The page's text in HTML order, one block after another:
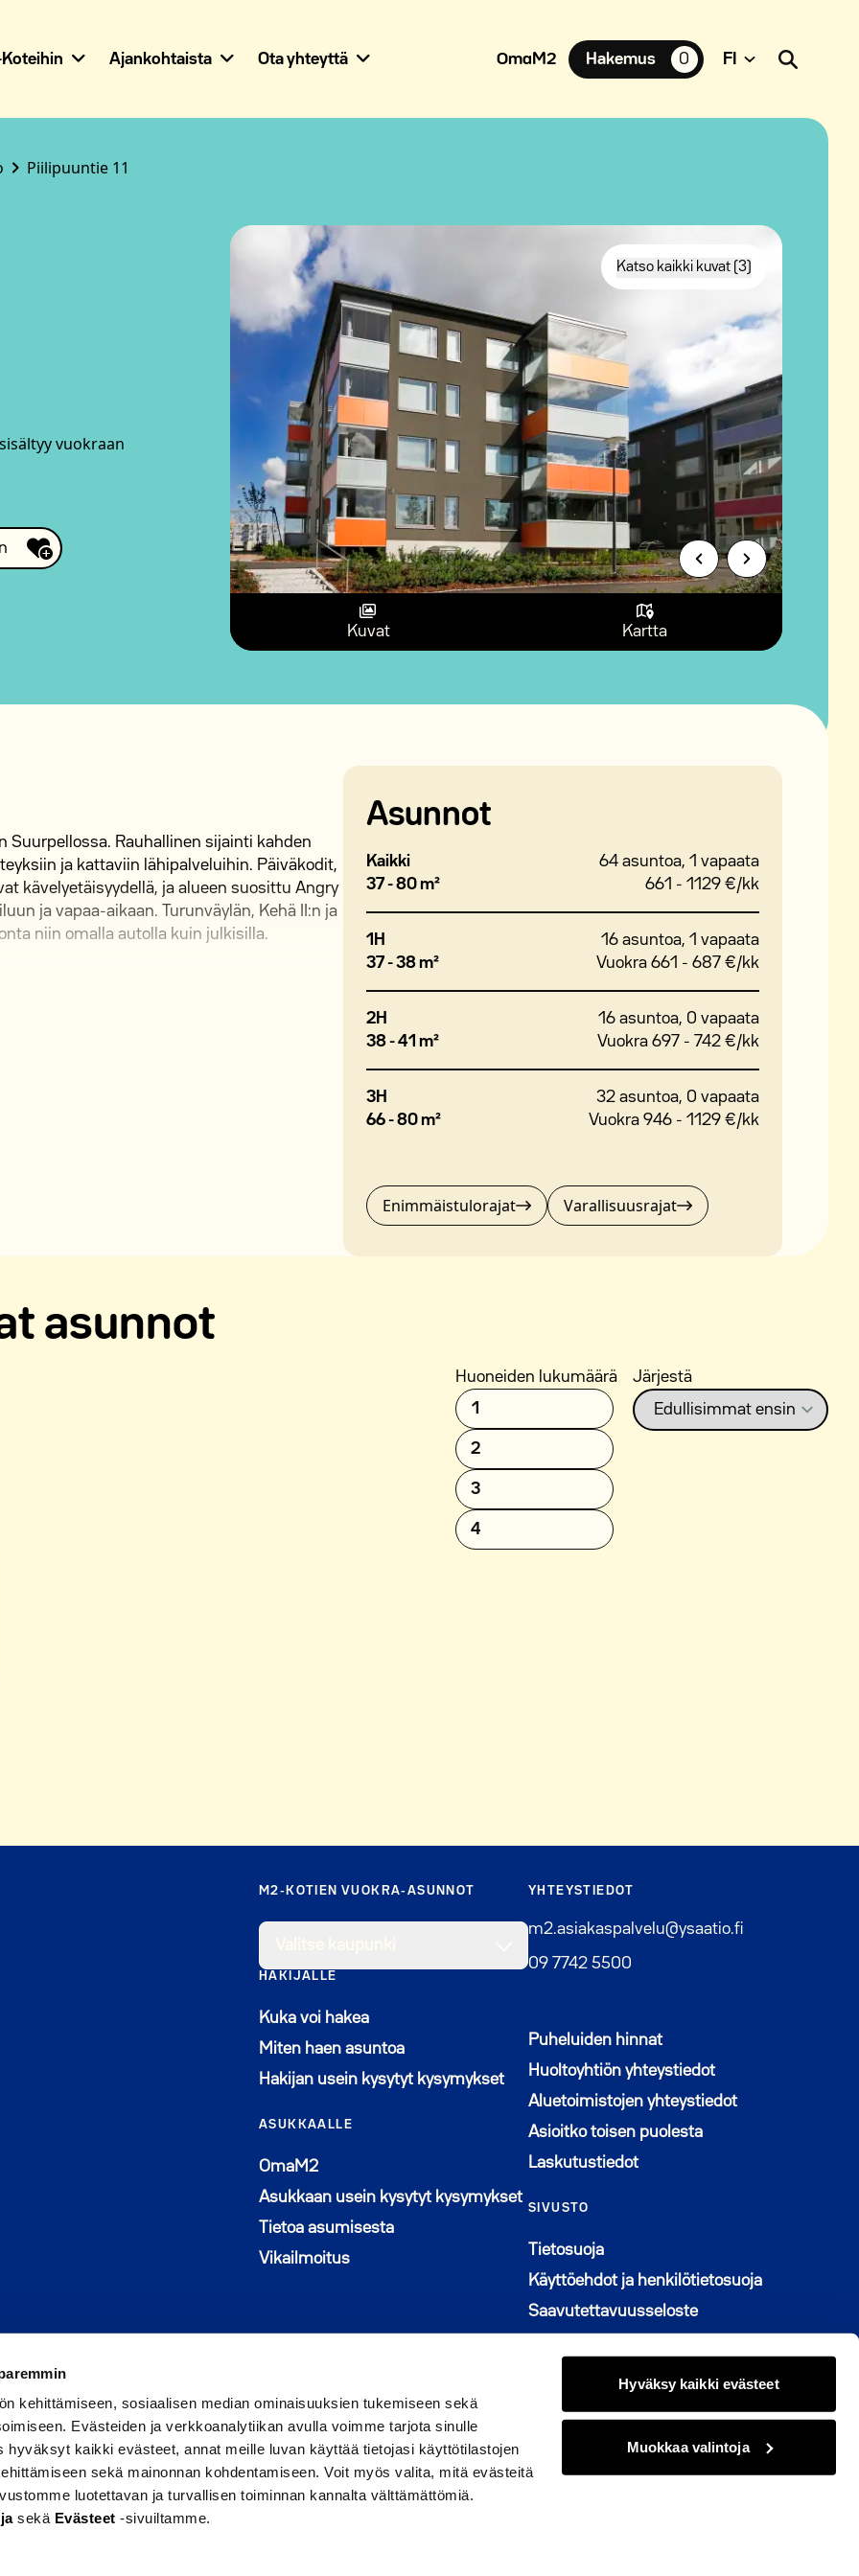
kehittämiseen, sosiaalisen median ominaisuuksien tukemiseen sekä
Evästeiden ja verkkoanalytiikan avulla voimme tarjota sinulle
hyväksyt kaikki evästeet, annat meille luvan käyttää tietojasi käyttötilastojen
sekä mainonnan kohdentamiseen. Voit myös valita, mitä evästeitä
luotettavan ja turvallisen toiminnan kannalta välttämättömiä.
sekä Evästeet -sivuiltamme.
Hyväksy kaikki evästeet
Muokkaa valintoja
Koteihin Ajankohtaista Ota yhteyttä OmaM2 Hakemus
suosikkiasuntoja,
0
Piilipuuntie 11
Katso kaikki kuvat (3)
Kuvat Kartta
vuokraan
Suurpellossa. Rauhallinen sijainti kahden
ja kattaviin lähipalveluihin. Päiväkodit,
kävelyetäisyydellä, ja alueen suosittu Angry
ja vapaa-aikaan. Turunväylän, Kehä II:n ja
niin omalla autolla kuin julkisilla.
asuinympäristön. Asukkaiden käytössä
Asunnot
Kaikki
37 - 80 m²
64 asuntoa, 1 vapaata
661 - 1129 €/kk
1H
37 - 38 m²
16 asuntoa, 1 vapaata
Vuokra 661 - 687 €/kk
2H
38 - 41 m²
16 asuntoa, 0 vapaata
Vuokra 697 - 742 €/kk
3H
66 - 80 m²
32 asuntoa, 0 vapaata
Vuokra 946 - 1129 €/kk
Enimmäistulorajat Varallisuusrajat
asunnot
Huoneiden lukumäärä
1
2
3
4
Järjestä
M2-KOTIEN VUOKRA-ASUNNOT
HAKIJALLE
Kuka voi hakea
Miten haen asuntoa
Hakijan usein kysytyt kysymykset
ASUKKAALLE
OmaM2Avautuu uuteen ikkunaan
Asukkaan usein kysytyt kysymykset
Tietoa asumisesta
Vikailmoitus
YHTEYSTIEDOT
m2.asiakaspalvelu@ysaatio.fi
09 7742 5500
Puheluiden hinnat
Huoltoyhtiön yhteystiedot
Aluetoimistojen yhteystiedot
Asioitko toisen puolesta
Laskutustiedot
SIVUSTO
Tietosuoja
Käyttöehdot ja henkilötietosuoja
Saavutettavuusseloste
Seuraa meitä Facebookissa
Avautuu uuteen ikkunaan
Seuraa Instagramissa
Avautuu uuteen ikkunaan